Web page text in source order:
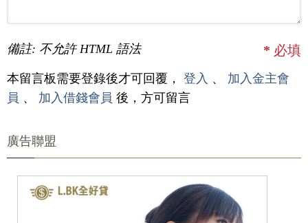
備註: 不允許 HTML 語法 * 必填
本留言板需要登錄後才可回覆， 登入 、 加入金主會
員 、 加入借錢會員 後，方可留言
廣告聯盟